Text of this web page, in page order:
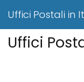
Uffici Postali in
Uffici